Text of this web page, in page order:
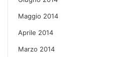
Maggio 2014
Aprile 2014
Marzo 2014